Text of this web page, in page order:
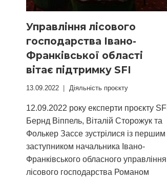
Управління лісового
господарства Івано-
Франківської області
вітає підтримку SFI
13.09.2022 Діяльність проєкту
12.09.2022 року експерти проєкту SFI
Бернд Віппель, Віталій Сторожук та
Фолькер Зассе зустрілися із першим
заступником начальника Івано-
Франківського обласного управління
лісового господарства Романом